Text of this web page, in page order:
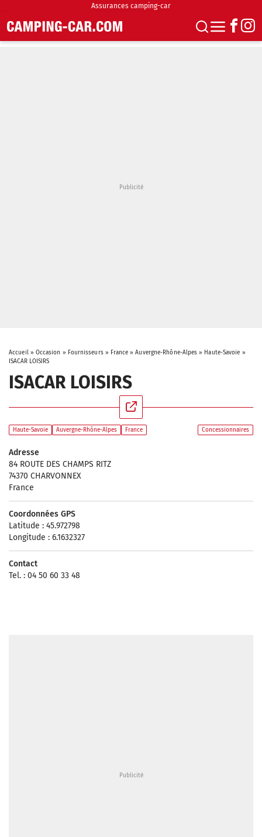
Assurances camping-car
Accueil» Occasion » Fournisseurs» France »Auvergne-Rhône-Alpes » Haute-Savoie »
ISACAR LOISIRS
ISACAR LOISIRS
Haute-Savoie Auvergne-Rhône-Alpes France Concessionnaires
Adresse
84 ROUTE DES CHAMPS RITZ
74370 CHARVONNEX
France
Coordonnées GPS
Latitude : 45.972798
Longitude : 6.1632327
Contact
Tel. : 04 50 60 33 48